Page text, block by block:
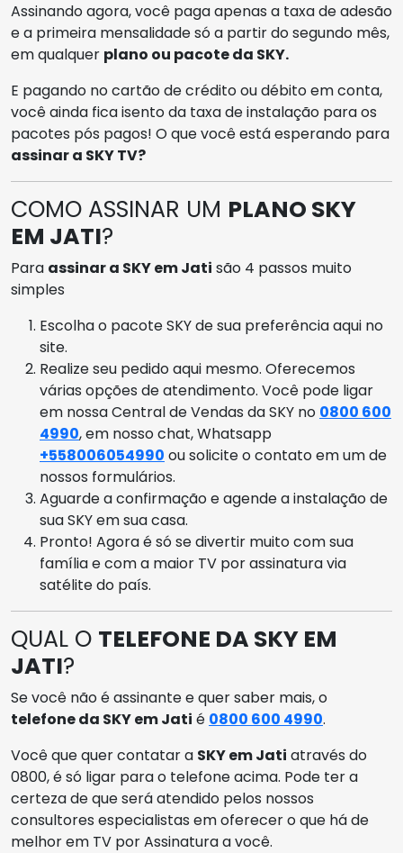
Assinando agora, você paga apenas a taxa de adesão
e a primeira mensalidade só a partir do segundo mês,
em qualquer plano ou pacote da SKY.
E pagando no cartão de crédito ou débito em conta,
você ainda fica isento da taxa de instalação para os
pacotes pós pagos! O que você está esperando para
assinar a SKY TV?
COMO ASSINAR UM PLANO SKY
EM JATI?
Para assinar a SKY em Jati são 4 passos muito
simples
Escolha o pacote SKY de sua preferência aqui no
site.
Realize seu pedido aqui mesmo. Oferecemos
várias opções de atendimento. Você pode ligar
em nossa Central de Vendas da SKY no 0800 600
4990, em nosso chat, Whatsapp
+558006054990 ou solicite o contato em um de
nossos formulários.
Aguarde a confirmação e agende a instalação de
sua SKY em sua casa.
Pronto! Agora é só se divertir muito com sua
família e com a maior TV por assinatura via
satélite do país.
QUAL O TELEFONE DA SKY EM
JATI?
Se você não é assinante e quer saber mais, o
telefone da SKY em Jati é 0800 600 4990.
Você que quer contatar a SKY em Jati através do
0800, é só ligar para o telefone acima. Pode ter a
certeza de que será atendido pelos nossos
consultores especialistas em oferecer o que há de
melhor em TV por Assinatura a você.